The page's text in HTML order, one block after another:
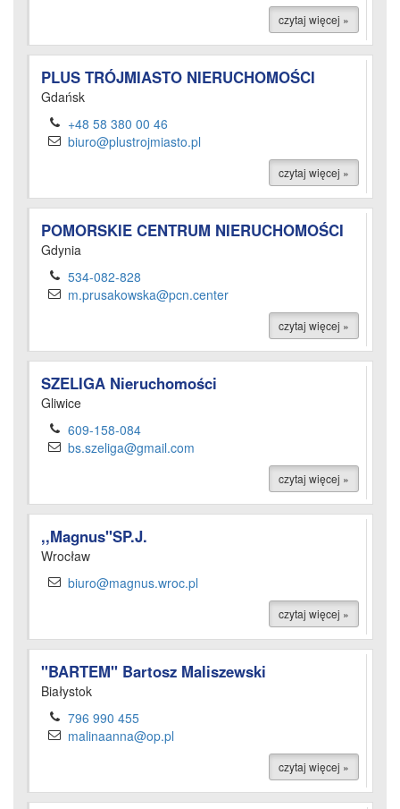
czytaj więcej »
PLUS TRÓJMIASTO NIERUCHOMOŚCI
Gdańsk
+48 58 380 00 46
biuro@plustrojmiasto.pl
czytaj więcej »
POMORSKIE CENTRUM NIERUCHOMOŚCI
Gdynia
534-082-828
m.prusakowska@pcn.center
czytaj więcej »
SZELIGA Nieruchomości
Gliwice
609-158-084
bs.szeliga@gmail.com
czytaj więcej »
,,Magnus"SP.J.
Wrocław
biuro@magnus.wroc.pl
czytaj więcej »
"BARTEM" Bartosz Maliszewski
Białystok
796 990 455
malinaanna@op.pl
czytaj więcej »